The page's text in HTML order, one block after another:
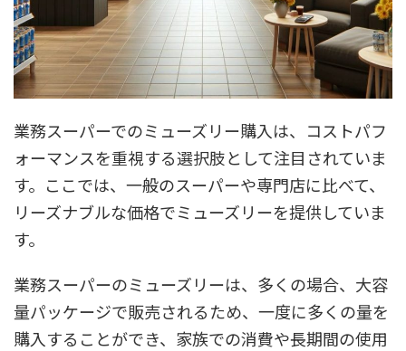
業務スーパーでのミューズリー購入は、コストパフ
ォーマンスを重視する選択肢として注目されていま
す。ここでは、一般のスーパーや専門店に比べて、
リーズナブルな価格でミューズリーを提供していま
す。
業務スーパーのミューズリーは、多くの場合、大容
量パッケージで販売されるため、一度に多くの量を
購入することができ、家族での消費や長期間の使用